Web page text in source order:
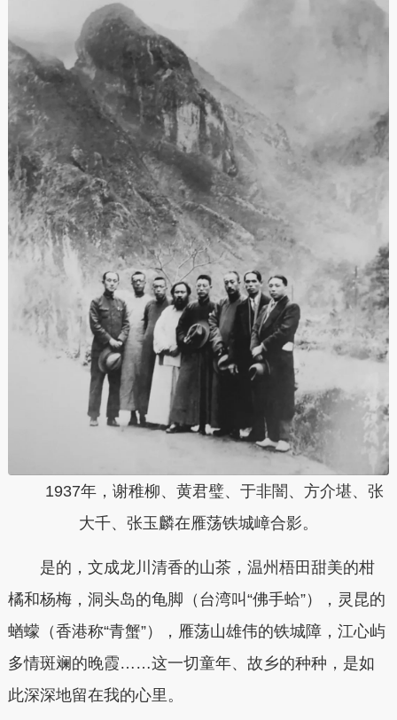
1937年，谢稚柳、黄君璧、于非闇、方介堪、张
大千、张玉麟在雁荡铁城嶂合影。
是的，文成龙川清香的山茶，温州梧田甜美的柑
橘和杨梅，洞头岛的龟脚（台湾叫“佛手蛤”），灵昆的
蝤蠓（香港称“青蟹”），雁荡山雄伟的铁城障，江心屿
多情斑斓的晚霞……这一切童年、故乡的种种，是如
此深深地留在我的心里。